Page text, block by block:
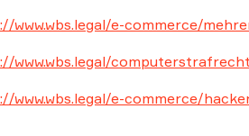
www.wbs.legal/e-commerce/
www.wbs.legal/
www.wbs.legal/e-commerce/